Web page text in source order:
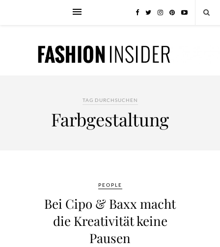
TAG DURCHSUCHEN
Farbgestaltung
PEOPLE
Bei Cipo & Baxx macht
die Kreativität keine
Pausen